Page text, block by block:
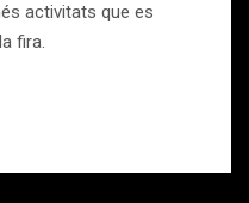
activitats que es
fira.